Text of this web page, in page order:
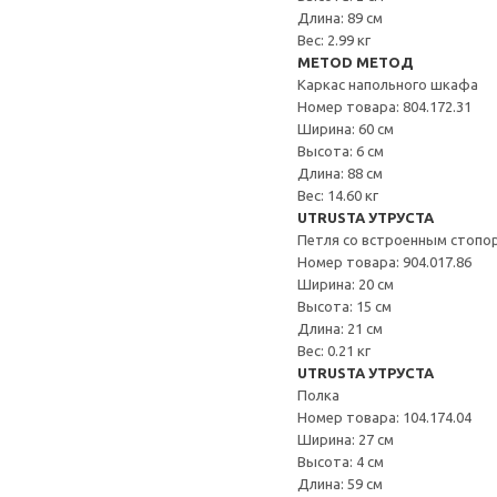
Длина: 89 см
Вес: 2.99 кг
METOD МЕТОД
Каркас напольного шкафа
Номер товара: 804.172.31
Ширина: 60 см
Высота: 6 см
Длина: 88 см
Вес: 14.60 кг
UTRUSTA УТРУСТА
Петля со встроенным
Номер товара: 904.017.86
Ширина: 20 см
Высота: 15 см
Длина: 21 см
Вес: 0.21 кг
UTRUSTA УТРУСТА
Полка
Номер товара: 104.174.04
Ширина: 27 см
Высота: 4 см
Длина: 59 см